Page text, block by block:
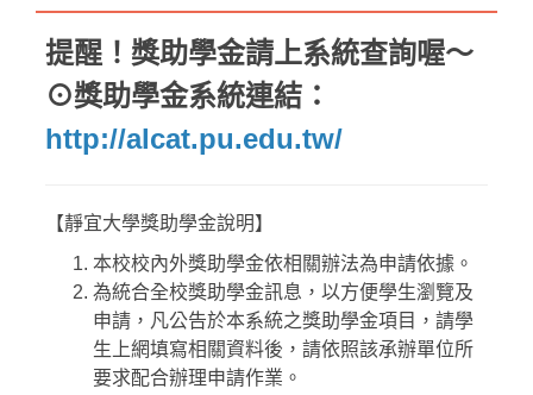
獎助學金
就學優待減免
行政院減免學雜費
學生團體保險
生活助學金
緊急紓困助學金
提醒！獎助學金請上系統查詢喔～
⊙獎助學金系統連結：
http://alcat.pu.edu.tw/
【靜宜大學獎助學金說明】
本校校內外獎助學金依相關辦法為申請依據。
為統合全校獎助學金訊息，以方便學生瀏覽及
申請，凡公告於本系統之獎助學金項目，請學
生上網填寫相關資料後，請依照該承辦單位所
要求配合辦理申請作業。